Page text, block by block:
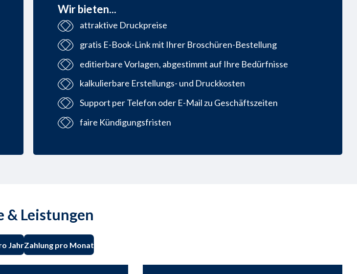
Wir bieten...
attraktive Druckpreise
gratis E-Book-Link mit Ihrer Broschüren-Bestellung
editierbare Vorlagen, abgestimmt auf Ihre Bedürfnisse
kalkulierbare Erstellungs- und Druckkosten
Support per Telefon oder E-Mail zu Geschäftszeiten
faire Kündigungsfristen
& Leistungen
JahrZahlung pro Monat